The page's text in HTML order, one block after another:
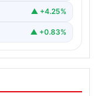
▲ +4.25%
▲ +0.83%